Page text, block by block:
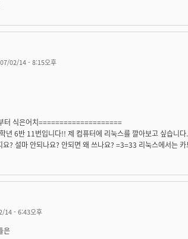
02/14 - 8:15오후
식은어치====================
년 6반 11번입니다!! 제 컴퓨터에 리눅스를 깔아보고 싶습니
? 설마 안되나요? 안되면 왜 쓰나요? =3=33 리눅스에서는
14 - 6:43오후
은